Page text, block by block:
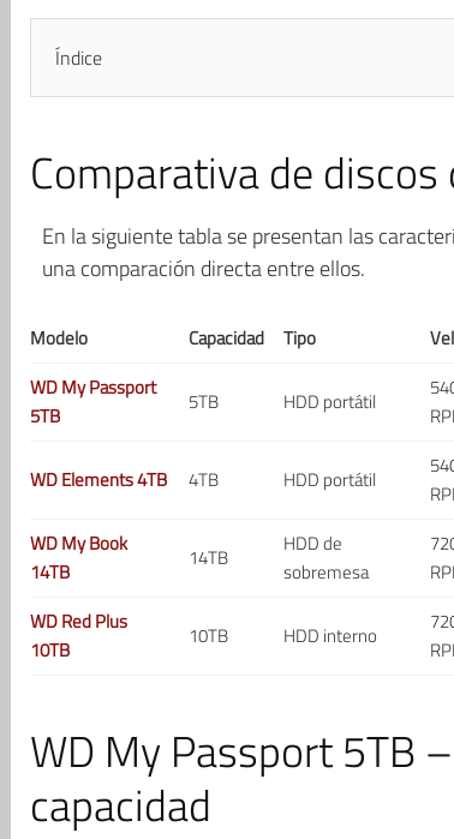
Índice
Comparativa de
En la siguiente tabla se presentan las
una comparación directa entre ellos.
Modelo Capacidad Tipo
WD My Passport
5TB
5TB HDD portátil
WD Elements 4TB 4TB HDD portátil
WD My Book
14TB
14TB
HDD de
sobremesa
WD Red Plus
10TB
10TB HDD interno
WD My Passport 5TB
capacidad